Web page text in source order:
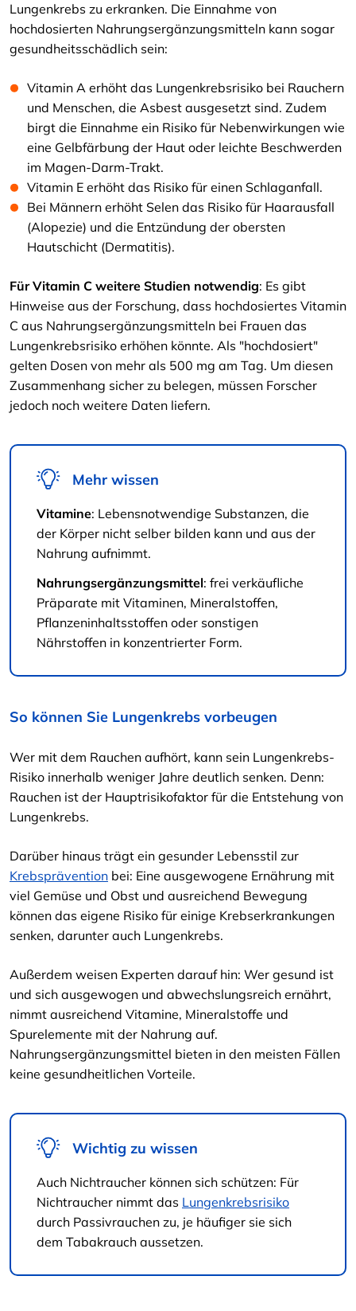
Mehr wissen
Vitamine: Lebensnotwendige Substanzen, die
der Körper nicht selber bilden kann und aus der
Nahrung aufnimmt.
Nahrungsergänzungsmittel: frei verkäufliche
Präparate mit Vitaminen, Mineralstoffen,
Pflanzeninhaltsstoffen oder sonstigen
Nährstoffen in konzentrierter Form.
Lungenkrebs zu erkranken. Die Einnahme von
hochdosierten Nahrungsergänzungsmitteln kann sogar
gesundheitsschädlich sein:
Vitamin A erhöht das Lungenkrebsrisiko bei Rauchern
und Menschen, die Asbest ausgesetzt sind. Zudem
birgt die Einnahme ein Risiko für Nebenwirkungen wie
eine Gelbfärbung der Haut oder leichte Beschwerden
im Magen-Darm-Trakt.
Vitamin E erhöht das Risiko für einen Schlaganfall.
Bei Männern erhöht Selen das Risiko für Haarausfall
(Alopezie) und die Entzündung der obersten
Hautschicht (Dermatitis).
Für Vitamin C weitere Studien notwendig: Es gibt
Hinweise aus der Forschung, dass hochdosiertes Vitamin
C aus Nahrungsergänzungsmitteln bei Frauen das
Lungenkrebsrisiko erhöhen könnte. Als "hochdosiert"
gelten Dosen von mehr als 500 mg am Tag. Um diesen
Zusammenhang sicher zu belegen, müssen Forscher
jedoch noch weitere Daten liefern.
So können Sie Lungenkrebs vorbeugen
Wichtig zu wissen
Auch Nichtraucher können sich schützen: Für
Nichtraucher nimmt das Lungenkrebsrisiko
durch Passivrauchen zu, je häufiger sie sich
dem Tabakrauch aussetzen.
Wer mit dem Rauchen aufhört, kann sein Lungenkrebs-
Risiko innerhalb weniger Jahre deutlich senken. Denn:
Rauchen ist der Hauptrisikofaktor für die Entstehung von
Lungenkrebs.
Darüber hinaus trägt ein gesunder Lebensstil zur
Krebsprävention bei: Eine ausgewogene Ernährung mit
viel Gemüse und Obst und ausreichend Bewegung
können das eigene Risiko für einige Krebserkrankungen
senken, darunter auch Lungenkrebs.
Außerdem weisen Experten darauf hin: Wer gesund ist
und sich ausgewogen und abwechslungsreich ernährt,
nimmt ausreichend Vitamine, Mineralstoffe und
Spurelemente mit der Nahrung auf.
Nahrungsergänzungsmittel bieten in den meisten Fällen
keine gesundheitlichen Vorteile.